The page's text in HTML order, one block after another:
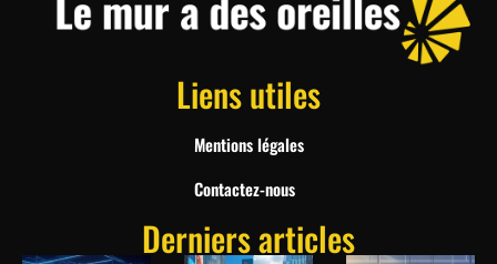
Liens utiles
Mentions légales
Contactez-nous
Derniers articles